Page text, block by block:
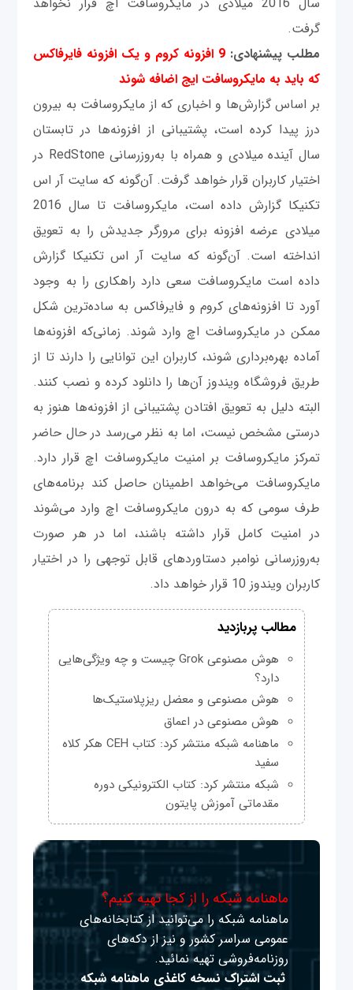
گرفت.
مطلب پیشنهادی: 9 افزونه کروم و یک افزونه فایرفاکس
که باید به مایکروسافت ایج اضافه شوند
بر اساس گزارش‌ها و اخباری که از مایکروسافت به بیرون
درز پیدا کرده است، پشتیبانی از افزونه‌ها در تابستان
سال آینده میلادی و همراه با به‌روزرسانی RedStone در
اختیار کاربران قرار خواهد گرفت. آن‌گونه که سایت آر اس
تکنیکا گزارش داده است، مایکروسافت تا سال 2016
میلادی عرضه افزونه برای مرورگر جدیدش را به تعویق
انداخته است. آن‌گونه که سایت آر اس تکنیکا گزارش
داده است مایکروسافت سعی دارد راهکاری را به وجود
آورد تا افزونه‌های کروم و فایرفاکس به ساده‌ترین شکل
ممکن در مایکروسافت اچ وارد شوند. زمانی‌که افزونه‌ها
آماده بهره‌برداری شوند، کاربران این توانایی را دارند تا از
طریق فروشگاه ویندوز آن‌ها را دانلود کرده و نصب کنند.
البته دلیل به تعویق افتادن پشتیبانی از افزونه‌ها هنوز به
درستی مشخص نیست، اما به نظر می‌رسد در حال حاضر
تمرکز مایکروسافت بر امنیت مایکروسافت اچ قرار دارد.
مایکروسافت می‌خواهد اطمینان حاصل کند برنامه‌های
طرف سومی که به درون مایکروسافت اچ وارد می‌شوند
در امنیت کامل قرار داشته باشند، اما در هر صورت
به‌روزرسانی نوامبر دستاوردهای قابل توجهی را در اختیار
کاربران ویندوز 10 قرار خواهد داد.
مطالب پربازدید
هوش مصنوعی Grok چیست و چه ویژگی‌هایی
دارد؟
هوش مصنوعی و معضل ریزپلاستیک‌ها
هوش مصنوعی در اعماق
ماهنامه شبکه منتشر کرد: کتاب CEH هکر کلاه
سفید
شبکه منتشر کرد: کتاب الکترونیکی دوره
مقدماتی آموزش پایتون
ماهنامه شبکه را از کجا تهیه کنیم؟
ماهنامه شبکه را می‌توانید از کتابخانه‌های
عمومی سراسر کشور و نیز از دکه‌های
روزنامه‌فروشی تهیه نمائید.
ثبت اشتراک نسخه کاغذی ماهنامه شبکه